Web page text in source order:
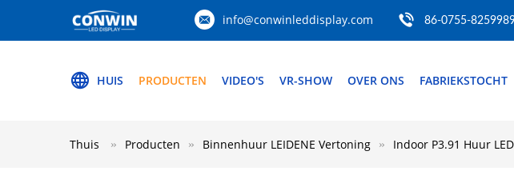
info@conwinleddisplay.com 86-0755-
HUIS PRODUCTEN VIDEO'S VR-SHOW OVER ONS FABRIEKSTOCHT
Thuis Producten Binnenhuur LEIDENE Vertoning Indoor P3.91 Huur